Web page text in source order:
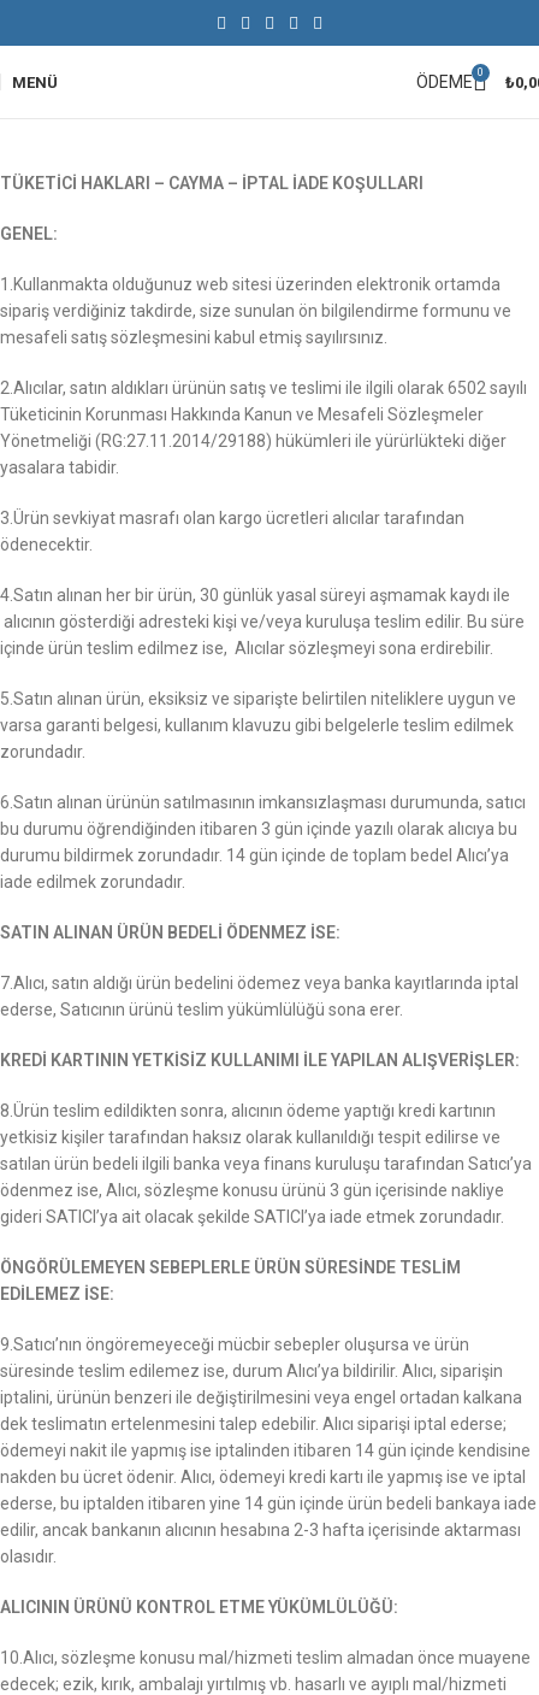
MENÜ ÖDEME 0
₺
TÜKETİCİ HAKLARI – CAYMA – İPTAL İADE KOŞULLARI
GENEL:
1.Kullanmakta olduğunuz web sitesi üzerinden elektronik ortamda
sipariş verdiğiniz takdirde, size sunulan ön bilgilendirme formunu ve
mesafeli satış sözleşmesini kabul etmiş sayılırsınız.
2.Alıcılar, satın aldıkları ürünün satış ve teslimi ile ilgili olarak 6502 sayılı
Tüketicinin Korunması Hakkında Kanun ve Mesafeli Sözleşmeler
Yönetmeliği (RG:27.11.2014/29188) hükümleri ile yürürlükteki diğer
yasalara tabidir.
3.Ürün sevkiyat masrafı olan kargo ücretleri alıcılar tarafından
ödenecektir.
4.Satın alınan her bir ürün, 30 günlük yasal süreyi aşmamak kaydı ile
alıcının gösterdiği adresteki kişi ve/veya kuruluşa teslim edilir. Bu süre
içinde ürün teslim edilmez ise, Alıcılar sözleşmeyi sona erdirebilir.
5.Satın alınan ürün, eksiksiz ve siparişte belirtilen niteliklere uygun ve
varsa garanti belgesi, kullanım klavuzu gibi belgelerle teslim edilmek
zorundadır.
6.Satın alınan ürünün satılmasının imkansızlaşması durumunda, satıcı
bu durumu öğrendiğinden itibaren 3 gün içinde yazılı olarak alıcıya bu
durumu bildirmek zorundadır. 14 gün içinde de toplam bedel Alıcı’ya
iade edilmek zorundadır.
SATIN ALINAN ÜRÜN BEDELİ ÖDENMEZ İSE:
7.Alıcı, satın aldığı ürün bedelini ödemez veya banka kayıtlarında iptal
ederse, Satıcının ürünü teslim yükümlülüğü sona erer.
KREDİ KARTININ YETKİSİZ KULLANIMI İLE YAPILAN ALIŞVERİŞLER:
8.Ürün teslim edildikten sonra, alıcının ödeme yaptığı kredi kartının
yetkisiz kişiler tarafından haksız olarak kullanıldığı tespit edilirse ve
satılan ürün bedeli ilgili banka veya finans kuruluşu tarafından Satıcı’ya
ödenmez ise, Alıcı, sözleşme konusu ürünü 3 gün içerisinde nakliye
gideri SATICI’ya ait olacak şekilde SATICI’ya iade etmek zorundadır.
ÖNGÖRÜLEMEYEN SEBEPLERLE ÜRÜN SÜRESİNDE TESLİM
EDİLEMEZ İSE:
9.Satıcı’nın öngöremeyeceği mücbir sebepler oluşursa ve ürün
süresinde teslim edilemez ise, durum Alıcı’ya bildirilir. Alıcı, siparişin
iptalini, ürünün benzeri ile değiştirilmesini veya engel ortadan kalkana
dek teslimatın ertelenmesini talep edebilir. Alıcı siparişi iptal ederse;
ödemeyi nakit ile yapmış ise iptalinden itibaren 14 gün içinde kendisine
nakden bu ücret ödenir. Alıcı, ödemeyi kredi kartı ile yapmış ise ve iptal
ederse, bu iptalden itibaren yine 14 gün içinde ürün bedeli bankaya iade
edilir, ancak bankanın alıcının hesabına 2-3 hafta içerisinde aktarması
olasıdır.
ALICININ ÜRÜNÜ KONTROL ETME YÜKÜMLÜLÜĞÜ:
10.Alıcı, sözleşme konusu mal/hizmeti teslim almadan önce muayene
edecek; ezik, kırık, ambalajı yırtılmış vb. hasarlı ve ayıplı mal/hizmeti